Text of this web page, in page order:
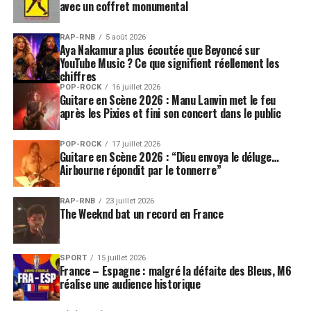
composé de deux frères et de deux sœurs.
Groupe totalement autonome un peu comme vous ?
Manu: Exactement, puisque nous sommes très
indépendants, nous sommes auto producteur de notre
musique.
Pourtant vous êtes signé chez un gros Label ?
Manu:Oui, chez Sony/BMG, mais on est libre de faire ce
qu’on veut. Mais si on avait vraiment un groupe à envier
ce serait les Ogres De Barback car ils font tout eux-
mêmes de la distribution au marchandising.
Ce soir vous avez invité du beau monde pour vos dix
ans, comme Hubert-Félix Thiéfaine. Pourquoi lui ?
Manu: Car j’aime bien les empêcheurs de tourner en
rond et les gens qui sont révolutionnaires comme lui.
C’est un artiste qui nous a beaucoup inspiré.
avec un coffret monumental
RAP-RNB 5 août 2026
Aya Nakamura plus écoutée que Beyoncé sur
YouTube Music ? Ce que signifient réellement les
chiffres
POP-ROCK 16 juillet 2026
Guitare en Scène 2026 : Manu Lanvin met le feu
après les Pixies et fini son concert dans le public
POP-ROCK 17 juillet 2026
Guitare en Scène 2026 : “Dieu envoya le déluge…
Airbourne répondit par le tonnerre”
RAP-RNB 23 juillet 2026
The Weeknd bat un record en France
SPORT 15 juillet 2026
France – Espagne : malgré la défaite des Bleus, M6
réalise une audience historique